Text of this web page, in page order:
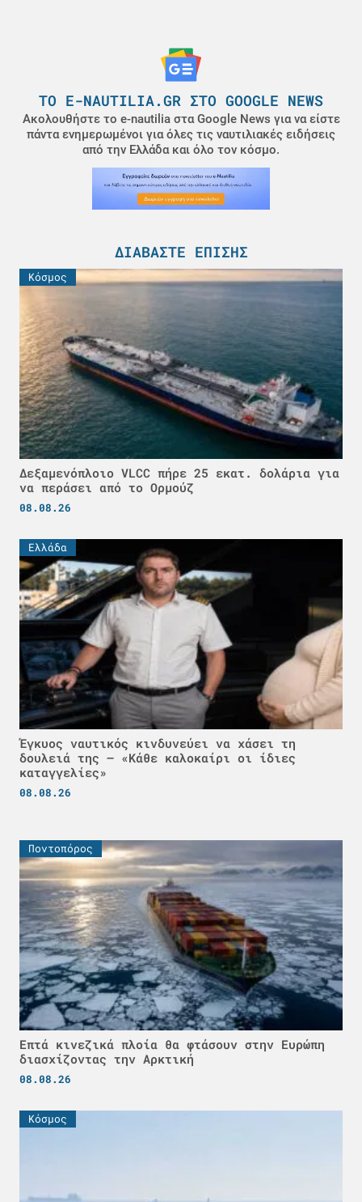
ΤΟ E-NAUTILIA.GR ΣΤΟ GOOGLE NEWS
Ακολουθήστε το e-nautilia στα Google News για να είστε
πάντα ενημερωμένοι για όλες τις ναυτιλιακές ειδήσεις
από την Ελλάδα και όλο τον κόσμο.
ΔΙΑΒΆΣΤΕ ΕΠΊΣΗΣ
Κόσμος
Δεξαμενόπλοιο VLCC πήρε 25 εκατ. δολάρια για
να περάσει από το Ορμούζ
08.08.26
Ελλάδα
Έγκυος ναυτικός κινδυνεύει να χάσει τη
δουλειά της – «Κάθε καλοκαίρι οι ίδιες
καταγγελίες»
08.08.26
Ποντοπόρος
Επτά κινεζικά πλοία θα φτάσουν στην Ευρώπη
διασχίζοντας την Αρκτική
08.08.26
Κόσμος